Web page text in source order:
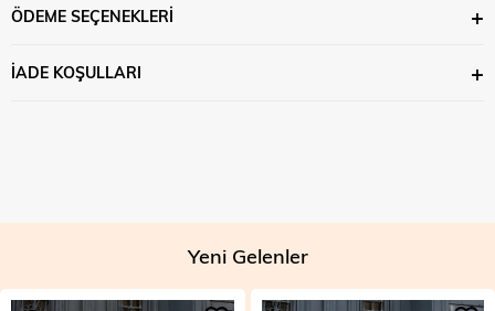
ÖDEME SEÇENEKLERI
İADE KOŞULLARI
Yeni Gelenler